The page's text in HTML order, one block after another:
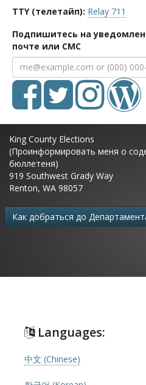
TTY (телетайп): Relay 711
Подпишитесь на
почте или СМС
King County Elections
(Проинформировать меня о
бюллетеня)
919 Southwest Grady Way
Renton, WA 98057
Как добраться до
Languages:
中文 (Chinese)